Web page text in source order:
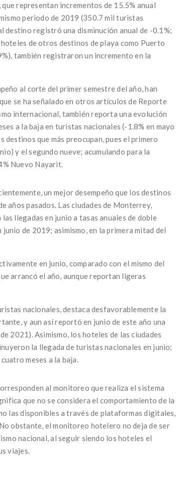
representan incrementos de 15.5% anual
periodo de 2019 (350.7 mil turistas
destino registró una disminución anual de -0.1%;
de otros destinos de playa como Puerto
también registraron un incremento en la
al corte del primer semestre del año, han
se ha señalado en otros artículos de Reporte
internacional, también reporta una evolución
a la baja en turistas nacionales (-1.8% en mayo
que más preocupan, pues el primero
y el segundo nueve; acumulando para la
Nuevo Nayarit.
un mejor desempeño que los destinos
años pasados. Las ciudades de Monterrey,
llegadas en junio a tasas anuales de doble
de 2019; asimismo, en la primera mitad del
en junio, comparado con el mismo del
arrancó el año, aunque reportan ligeras
nacionales, destaca desfavorablemente la
y aun así reportó en junio de este año una
2021). Asimismo, los hoteles de las ciudades
la llegada de turistas nacionales en junio;
meses a la baja.
al monitoreo que realiza el sistema
que no se considera el comportamiento de la
las disponibles a través de plataformas digitales,
obstante, el monitoreo hotelero no deja de ser
nacional, al seguir siendo los hoteles el
viajes.